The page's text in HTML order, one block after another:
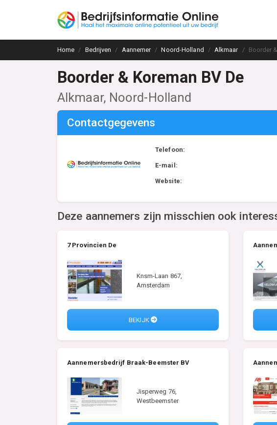
Home Bedrijven Aannemer Noord-Holland Alkmaar Boorder
Boorder & Koreman BV De
Alkmaar, Noord-Holland
Contactgegevens
Telefoon:
E-mail:
Website:
Deze aannemers zijn misschien ook
7 Provincien De
Knsm-Laan 867,
Amsterdam
BEKIJK
Aannemersbedrijf Braak-Beemster BV
Jisperweg 76,
Westbeemster